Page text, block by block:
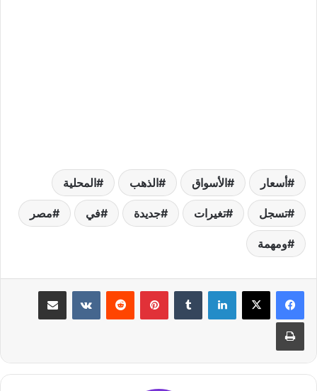
أسعار الأسواق الذهب المحلية
تسجل تغيرات جديدة في مصر
ومهمة
لينكدإن بينتيريست مشاركة عبر البريد
طباعة